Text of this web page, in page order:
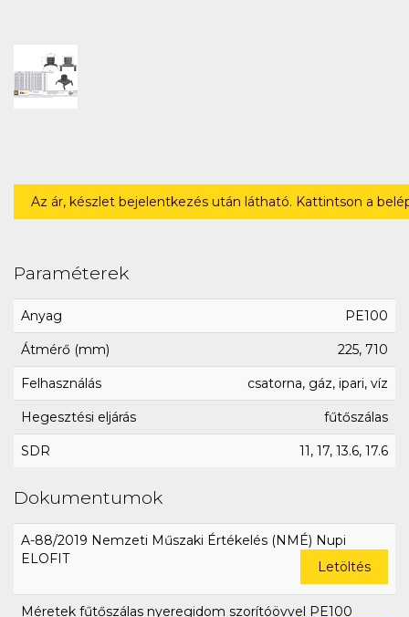
Az ár, készlet bejelentkezés után látható. Kattintson a
Paraméterek
Anyag PE100
Átmérő (mm) 225, 710
Felhasználás csatorna, gáz, ipari, víz
Hegesztési eljárás fűtőszálas
SDR 11, 17, 13.6, 17.6
Dokumentumok
A-88/2019 Nemzeti Műszaki Értékelés (NMÉ) Nupi
ELOFIT
Letöltés
Méretek fűtőszálas nyeregidom szorítóövvel PE100